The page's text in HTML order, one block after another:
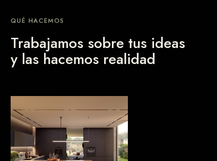
QUÉ HACEMOS
Trabajamos sobre tus ideas
y las hacemos realidad